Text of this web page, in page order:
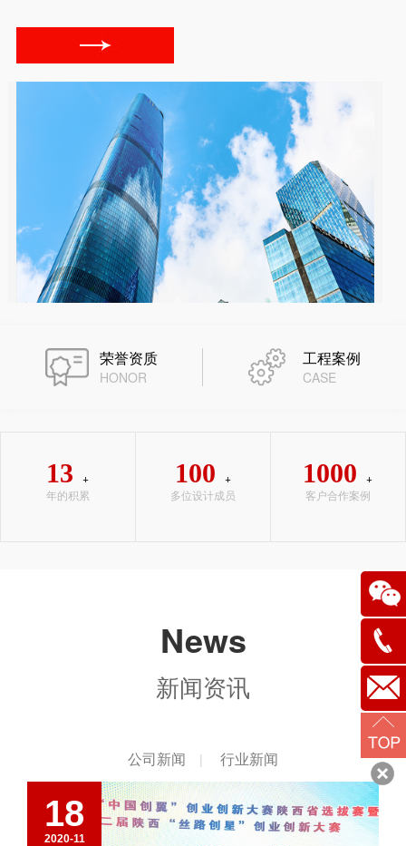
荣誉资质
HONOR
工程案例
CASE
13
+
年的积累
100
+
多位设计成员
1000
+
客户合作案例
News
新闻资讯
公司新闻 | 行业新闻
18
2020-11
029-